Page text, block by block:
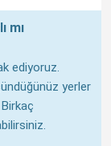
mı
ediyoruz.
yerler